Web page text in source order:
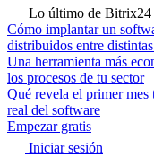
Lo último de Bitrix24
Cómo implantar un
distribuidos entre
Una herramienta más
los procesos de tu sector
Qué revela el primer
real del software
Empezar gratis
Iniciar sesión